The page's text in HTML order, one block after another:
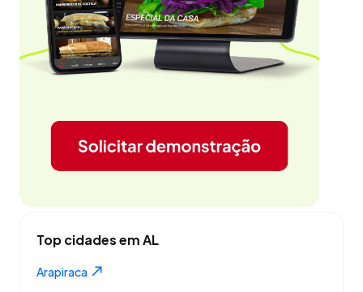
Top cidades em AL
Arapiraca